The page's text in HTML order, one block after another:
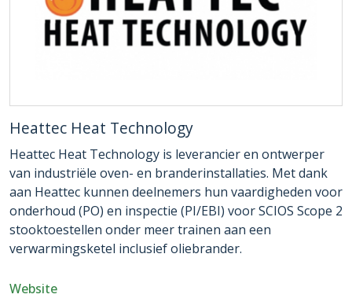
Heattec Heat Technology
Heattec Heat Technology is leverancier en ontwerper
van industriële oven- en branderinstallaties. Met dank
aan Heattec kunnen deelnemers hun vaardigheden voor
onderhoud (PO) en inspectie (PI/EBI) voor SCIOS Scope 2
stooktoestellen onder meer trainen aan een
verwarmingsketel inclusief oliebrander.
Website